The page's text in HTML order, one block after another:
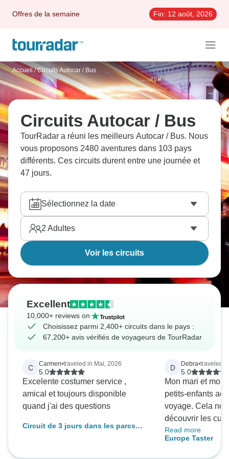
Offres de la semaine Fin: 12 août, 2026
Accueil / Circuits Autocar / Bus
Circuits Autocar / Bus
TourRadar a réuni les meilleurs Autocar / Bus. Nous
vous proposons 2480 aventures dans 103 pays
différents. Ces circuits durent entre une journée et
47 jours.
Sélectionnez la date
2 Adultes
Voir les circuits
Excellent
10,000+ reviews on
Choisissez parmi 2,400+ circuits dans le pays :
67,200+ avis vérifiés de voyageurs de TourRadar
C Carmen•traveled in Mai, 2026
5.0
Excelente costumer service ,
amical et toujours disponible
quand j'ai des questions
Circuit de 3 jours dans les parcs
D Debra•traveled
5.0
Mon mari et moi
petits-enfants
voyage. Cela
découvrir les
l'architecture, la
beautés de
tous vécu une
Read more
Europe Taster